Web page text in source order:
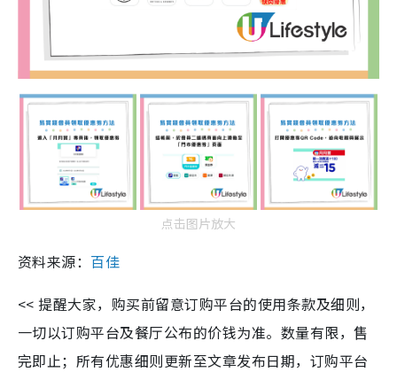
点击图片放大
资料来源： 百佳
<< 提醒大家，购买前留意订购平台的使用条款及细则，
一切以订购平台及餐厅公布的价钱为准。数量有限，售
完即止；所有优惠细则更新至文章发布日期，订购平台